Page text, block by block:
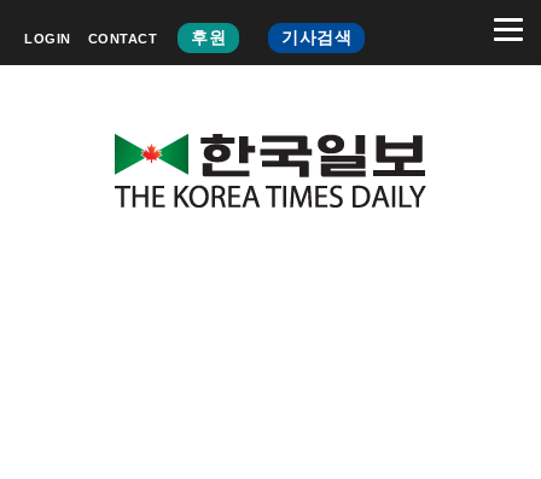
LOGIN CONTACT 후원 기사검색